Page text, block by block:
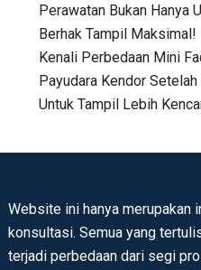
Perawatan Bukan Hanya
Berhak Tampil Maksimal!
Kenali Perbedaan Mini
Payudara Kendor
Untuk Tampil Lebih
Website ini hanya merupakan
konsultasi. Semua yang
terjadi perbedaan dari segi